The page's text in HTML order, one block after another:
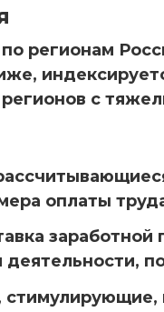
регионам
с
оплаты
заработной
деятельности,